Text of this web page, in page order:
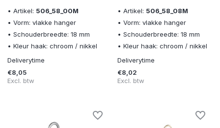
• Artikel: 506_58_00M
• Vorm: vlakke hanger
• Schouderbreedte: 18 mm
• Kleur haak: chroom / nikkel
Deliverytime
€8,05
Excl. btw
• Artikel: 506_58_08M
• Vorm: vlakke hanger
• Schouderbreedte: 18 mm
• Kleur haak: chroom / nikkel
Deliverytime
€8,02
Excl. btw